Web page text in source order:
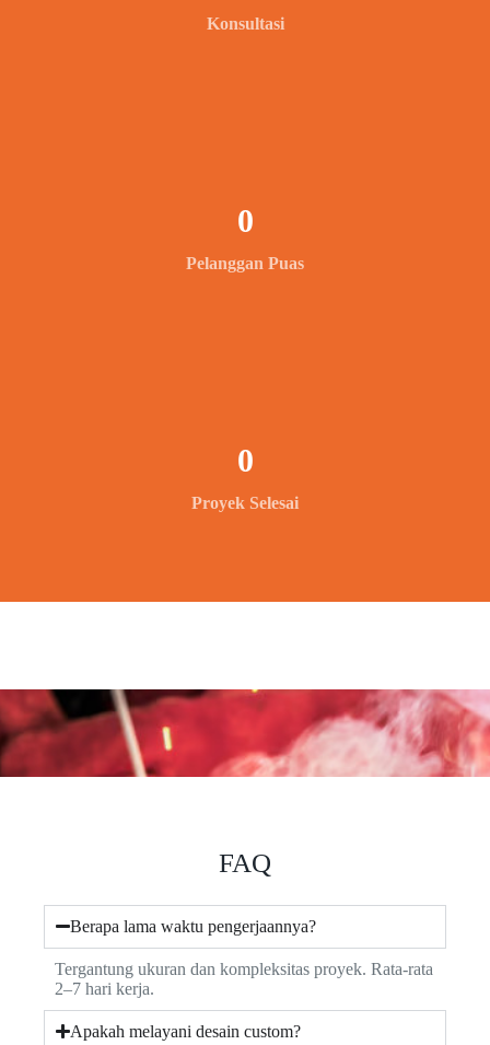
Konsultasi
Pelanggan Puas
0
Proyek Selesai
0
FAQ
Berapa lama waktu pengerjaannya?
Tergantung ukuran dan kompleksitas proyek. Rata-rata
2–7 hari kerja.
Apakah melayani desain custom?